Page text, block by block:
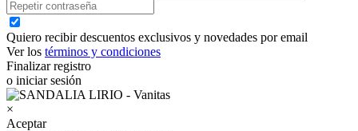
Quiero recibir descuentos exclusivos y novedades por email
Ver los términos y condiciones
Finalizar registro
o iniciar sesión
×
Aceptar